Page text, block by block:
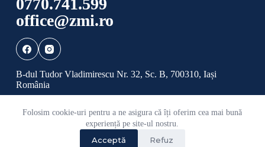
Folosim cookie-uri pentru a ne asigura că îți oferim cea mai bună
experiență pe site-ul nostru.
Acceptă Refuz
0770.741.599
office@zmi.ro
B-dul Tudor Vladimirescu Nr. 32, Sc. B, 700310, Iași
România
2026 Toate drepturile rezervate ADI ZONA
Politică de confidențialitate